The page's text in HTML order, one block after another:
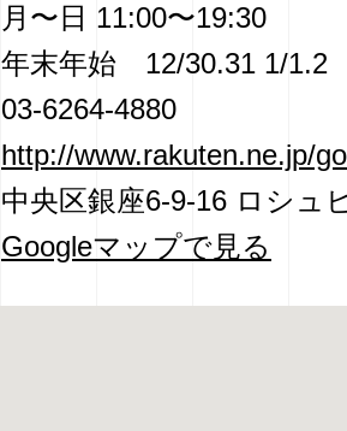
月〜日 11:00〜19:30
年末年始 12/30.31 1/1.2
03-6264-4880
http://www.rakuten.ne.jp/
中央区銀座6-9-16 ロシュ
Googleマップで見る